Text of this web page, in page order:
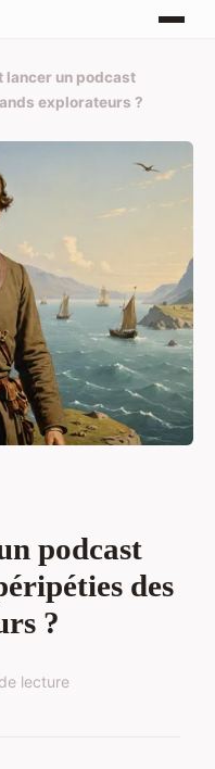
lancer un podcast
explorateurs ?
podcast
des
?
lecture